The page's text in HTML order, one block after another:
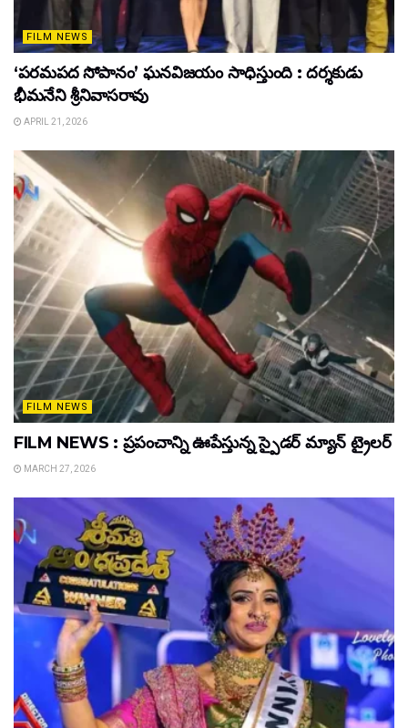
FILM NEWS
‘పరమపద సోపానం’ ఘనవిజయం సాధిస్తుంది : దర్శకుడు
భీమనేని శ్రీనివాసరావు
APRIL 21, 2026
FILM NEWS
FILM NEWS : ప్రపంచాన్ని ఊపేస్తున్న స్పైడర్ మ్యాన్ ట్రైలర్
MARCH 27, 2026